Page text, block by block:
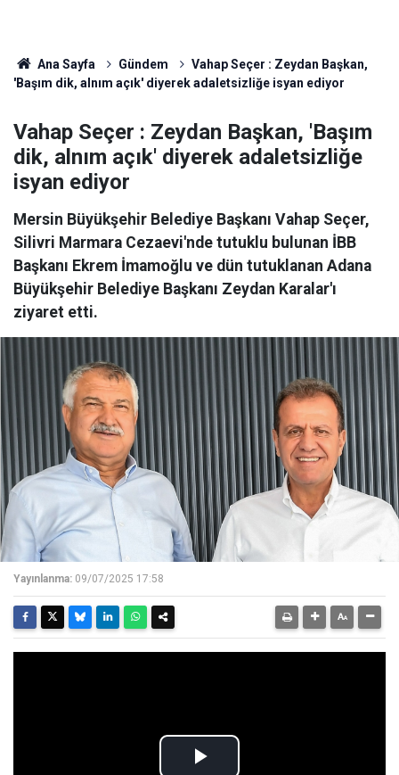
Ana Sayfa Gündem
Vahap Seçer : Zeydan Başkan,
'Başım dik, alnım açık' diyerek adaletsizliğe isyan ediyor
Vahap Seçer : Zeydan Başkan, 'Başım
dik, alnım açık' diyerek adaletsizliğe
isyan ediyor
Mersin Büyükşehir Belediye Başkanı Vahap Seçer,
Silivri Marmara Cezaevi'nde tutuklu bulunan İBB
Başkanı Ekrem İmamoğlu ve dün tutuklanan Adana
Büyükşehir Belediye Başkanı Zeydan Karalar'ı
ziyaret etti.
Yayınlanma: 09/07/2025 17:58